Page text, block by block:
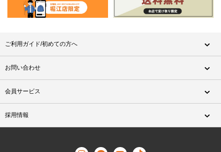
ご利用ガイド/初めての方へ
お問い合わせ
会員サービス
採用情報